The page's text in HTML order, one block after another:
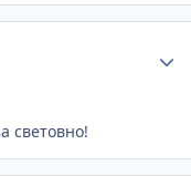
световно!